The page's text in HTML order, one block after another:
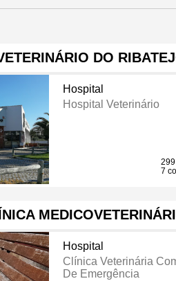
DO
Hospital
Hospital Veterinário
7
Hospital
Clínica Veterinária
De Emergência